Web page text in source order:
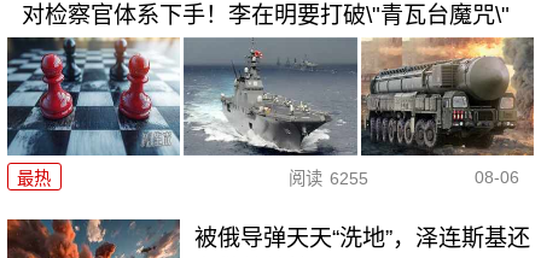
对检察官体系下手！李在明要打破\"青瓦台魔咒\"
最热 阅读 6255 08-06
被俄导弹天天“洗地”，泽连斯基还